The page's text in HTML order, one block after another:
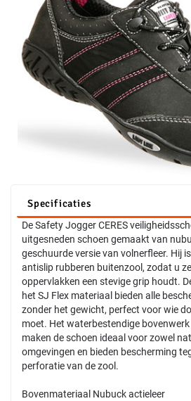
Specificaties
De Safety Jogger CERES
uitgesneden schoen gemaakt van
geschuurde versie van volnerfleer. Hij
antislip rubberen buitenzool, zodat u
oppervlakken een stevige grip houdt.
het SJ Flex materiaal bieden alle
zonder het gewicht, perfect voor wie
moet. Het waterbestendige
maken de schoen ideaal voor zowel
omgevingen en bieden bescherming
perforatie van de zool.
Bovenmateriaal Nubuck actieleer